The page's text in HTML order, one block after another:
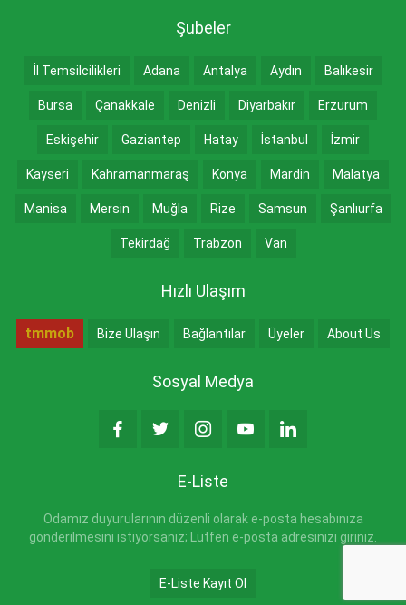
Şubeler
İl Temsilcilikleri Adana Antalya Aydın Balıkesir
Bursa Çanakkale Denizli Diyarbakır Erzurum
Eskişehir Gaziantep Hatay İstanbul İzmir
Kayseri Kahramanmaraş Konya Mardin Malatya
Manisa Mersin Muğla Rize Samsun Şanlıurfa
Tekirdağ Trabzon Van
Hızlı Ulaşım
tmmob Bize Ulaşın Bağlantılar Üyeler About Us
Sosyal Medya
E-Liste
Odamız duyurularının düzenli olarak e-posta hesabınıza
gönderilmesini istiyorsanız; Lütfen e-posta adresinizi giriniz.
E-Liste Kayıt Ol